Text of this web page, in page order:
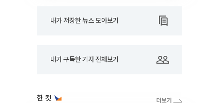
내가 저장한 뉴스 모아보기
내가 구독한 기자 전체보기
한 컷